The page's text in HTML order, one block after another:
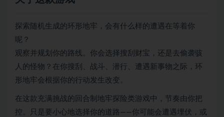
探索随机生成的环形地牢，会有什么样的遭遇在等着你
呢？
观察并规划你的路线。你会选择搜刮财宝，还是去偷袭骇
人的怪物？在你搜刮、战斗、潜行、遭遇新事物之际，环
形地牢会根据你的行动发生改变。
在这款充满挑战的回合制地牢探险类游戏中，节奏由你把
控。只是要小心地选择你的道路——你可能会遭遇埋伏，或